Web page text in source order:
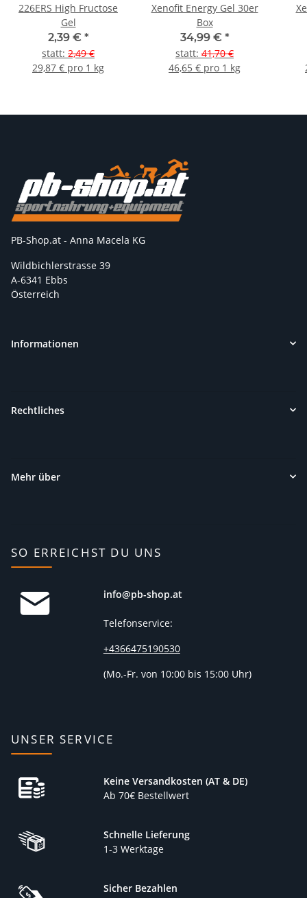
226ERS High Fructose
Gel
2,39 € *
statt: 2,49 €
29,87 € pro 1 kg
Xenofit Energy Gel 30er
Box
34,99 € *
statt: 41,70 €
46,65 € pro 1 kg
PB-Shop.at - Anna Macela KG
Wildbichlerstrasse 39
A-6341 Ebbs
Österreich
Informationen
Rechtliches
Mehr über
SO ERREICHST DU UNS
info@pb-shop.at
Telefonservice:
+4366475190530
(Mo.-Fr. von 10:00 bis 15:00 Uhr)
UNSER SERVICE
Keine Versandkosten (AT & DE)
Ab 70€ Bestellwert
Schnelle Lieferung
1-3 Werktage
Sicher Bezahlen